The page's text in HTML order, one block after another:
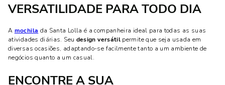
VERSATILIDADE PARA TODO DIA
A mochila da Santa Lolla é a companheira ideal para todas as suas
atividades diárias. Seu design versátil permite que seja usada em
diversas ocasiões, adaptando-se facilmente tanto a um ambiente de
negócios quanto a um casual.
ENCONTRE A SUA